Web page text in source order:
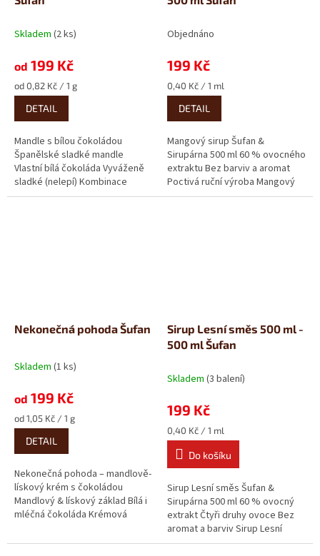
Skladem (2 ks)
od 199 Kč
Měrná
cena:
od 0,82 Kč / 1 g
DETAIL
Mandle s bílou čokoládou
Španělské sladké mandle
Vlastní bílá čokoláda Vyváženě
sladké (nelepí) Kombinace
přirozeně sladkých španělských
Objednáno
199 Kč
Měrná
cena:
0,40 Kč / 1 ml
DETAIL
Mangový sirup Šufan &
Sirupárna 500 ml 60 % ovocného
extraktu Bez barviv a aromat
Poctivá ruční výroba Mangový
sirup přenese do sklenice...
Nekonečná pohoda Šufan
Průměrné
produktu
5,0
5
hvězdiček.
Skladem (1 ks)
od 199 Kč
Měrná
cena:
od 1,05 Kč / 1 g
DETAIL
Nekonečná pohoda – mandlově-
lískový krém s čokoládou
Mandlový & lískový základ Bílá i
mléčná čokoláda Krémová
Sirup Lesní směs 500 ml -
500 ml Šufan
Skladem (3 balení)
199 Kč
Měrná
cena:
0,40 Kč / 1 ml
Do košíku
Sirup Lesní směs Šufan &
Sirupárna 500 ml 60 % ovocný
extrakt Čtyři druhy ovoce Bez
aromat a barviv Sirup Lesní
směs přináší poctivou...